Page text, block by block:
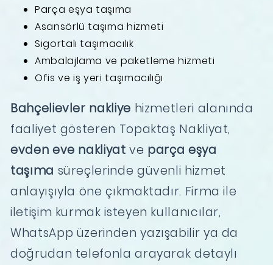
Parça eşya taşıma
Asansörlü taşıma hizmeti
Sigortalı taşımacılık
Ambalajlama ve paketleme hizmeti
Ofis ve iş yeri taşımacılığı
Bahçelievler nakliye hizmetleri alanında
faaliyet gösteren Topaktaş Nakliyat,
evden eve nakliyat ve parça eşya
taşıma süreçlerinde güvenli hizmet
anlayışıyla öne çıkmaktadır. Firma ile
iletişim kurmak isteyen kullanıcılar,
WhatsApp üzerinden yazışabilir ya da
doğrudan telefonla arayarak detaylı